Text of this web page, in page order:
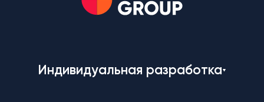
Индивидуальная разработка